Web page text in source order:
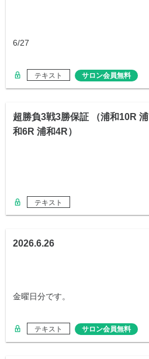
6/27
テキスト サロン会員無料
超勝負3戦3勝保証 （浦和10R 浦
和6R 浦和4R）
テキスト
2026.6.26
金曜日分です。
テキスト サロン会員無料